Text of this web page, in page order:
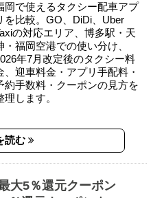
岡で使えるタクシー配車アプ
を比較。GO、DiDi、Uber
の対応エリア、博多駅・天
・福岡空港での使い分け、
年7月改定後のタクシー料
、迎車料金・アプリ手配料・
約手数料・クーポンの見方を
理します。
読む
大5％還元クーポン